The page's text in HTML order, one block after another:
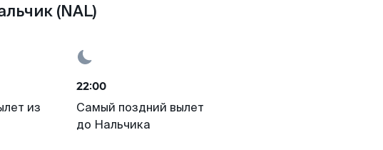
(NAL)
из
22:00
Самый поздний вылет
до Нальчика